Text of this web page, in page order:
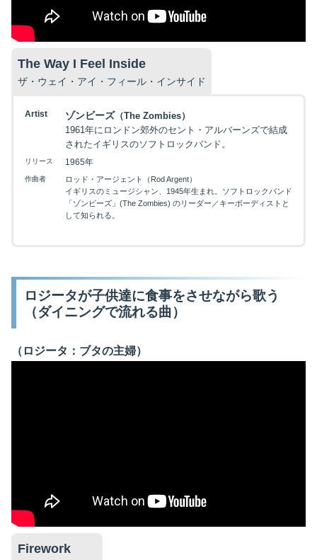
The Way I Feel Inside
ザ・ウェイ・アイ・フィール・インサイド
Artist ゾンビーズ（The Zombies）
1961年にロンドン郊外のセント・アルバーンズで結成
されたイギリスのソフトロックバンド。
リリース 1965年
作曲者
ロッド・アージェント（Rod Argent）
イギリスのミュージシャン、1945年生まれ。ソフトロックバンド
「ゾンビーズ」(The Zombies) のリーダー／キーボーディストと
して知られる。
ロジータが子供達に食事をさせながら歌う
（ダイニングで流れる曲）
（ロジータ：ブタの主婦）
Firework